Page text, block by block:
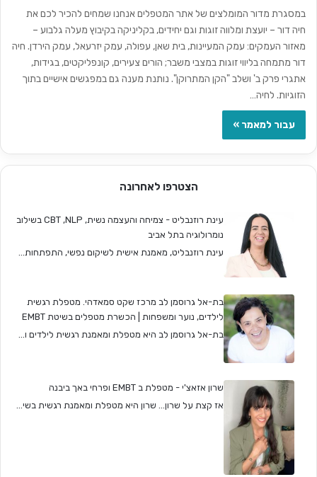
במסגרת מדור המומלצים של אתר המטפלים אנחנו שמחים להכיר לכם את
חיה דור – יועצת ומלווה זוגות וגם יחידים, בקליניקה בקיבוץ מעלה גלבוע –
מאזור העמקים: עמק המעיינות, בית שאן, עפולה, עמק יזרעאל, עמק הירדן. חיה
דור מתמחה בליווי זוגות במצבי משבר; הורים צעירים, קונפליקטים, בגידות,
אתגרי פרק ב' ושלב "הקן המתרוקן". נותנת מענה גם במפגשים אישיים בתוך
הזוגיות. לחיה…
עבור למאמר »
הצטרפו לאחרונה
עינת רוזנבליט - צמיחה והעצמה נשית, CBT ,NLP בשילוב
נומרולוגיה בתל אביב
עינת רוזנבליט, מאמנת אישית לשיקום נפשי, התפתחות...
בת-אל גרוסמן לב מרכז שקט סמאדהי. מטפלת רגשית
לילדים, נוער ומשפחות | הכשרת מטפלים בשיטת EMBT
בת-אל גרוסמן לב היא מטפלת ומאמנת רגשית לילדים ו...
שרון אזאצ'י - מטפלת ב EMBT ופרחי באך ביבנה
אז קצת על שרון… שרון היא מטפלת ומאמנת רגשית בשי...